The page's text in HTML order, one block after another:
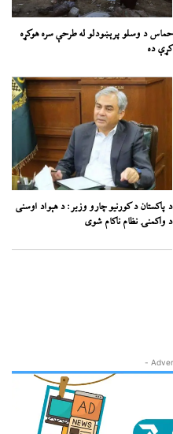
حماس د وسلو پرېښودلو له طرحې سره هوکړه
کړې ده
د پاکستان د کورنیو چارو وزیر: د هېواد اوسنی
د واکمنۍ نظام ناکام شوی